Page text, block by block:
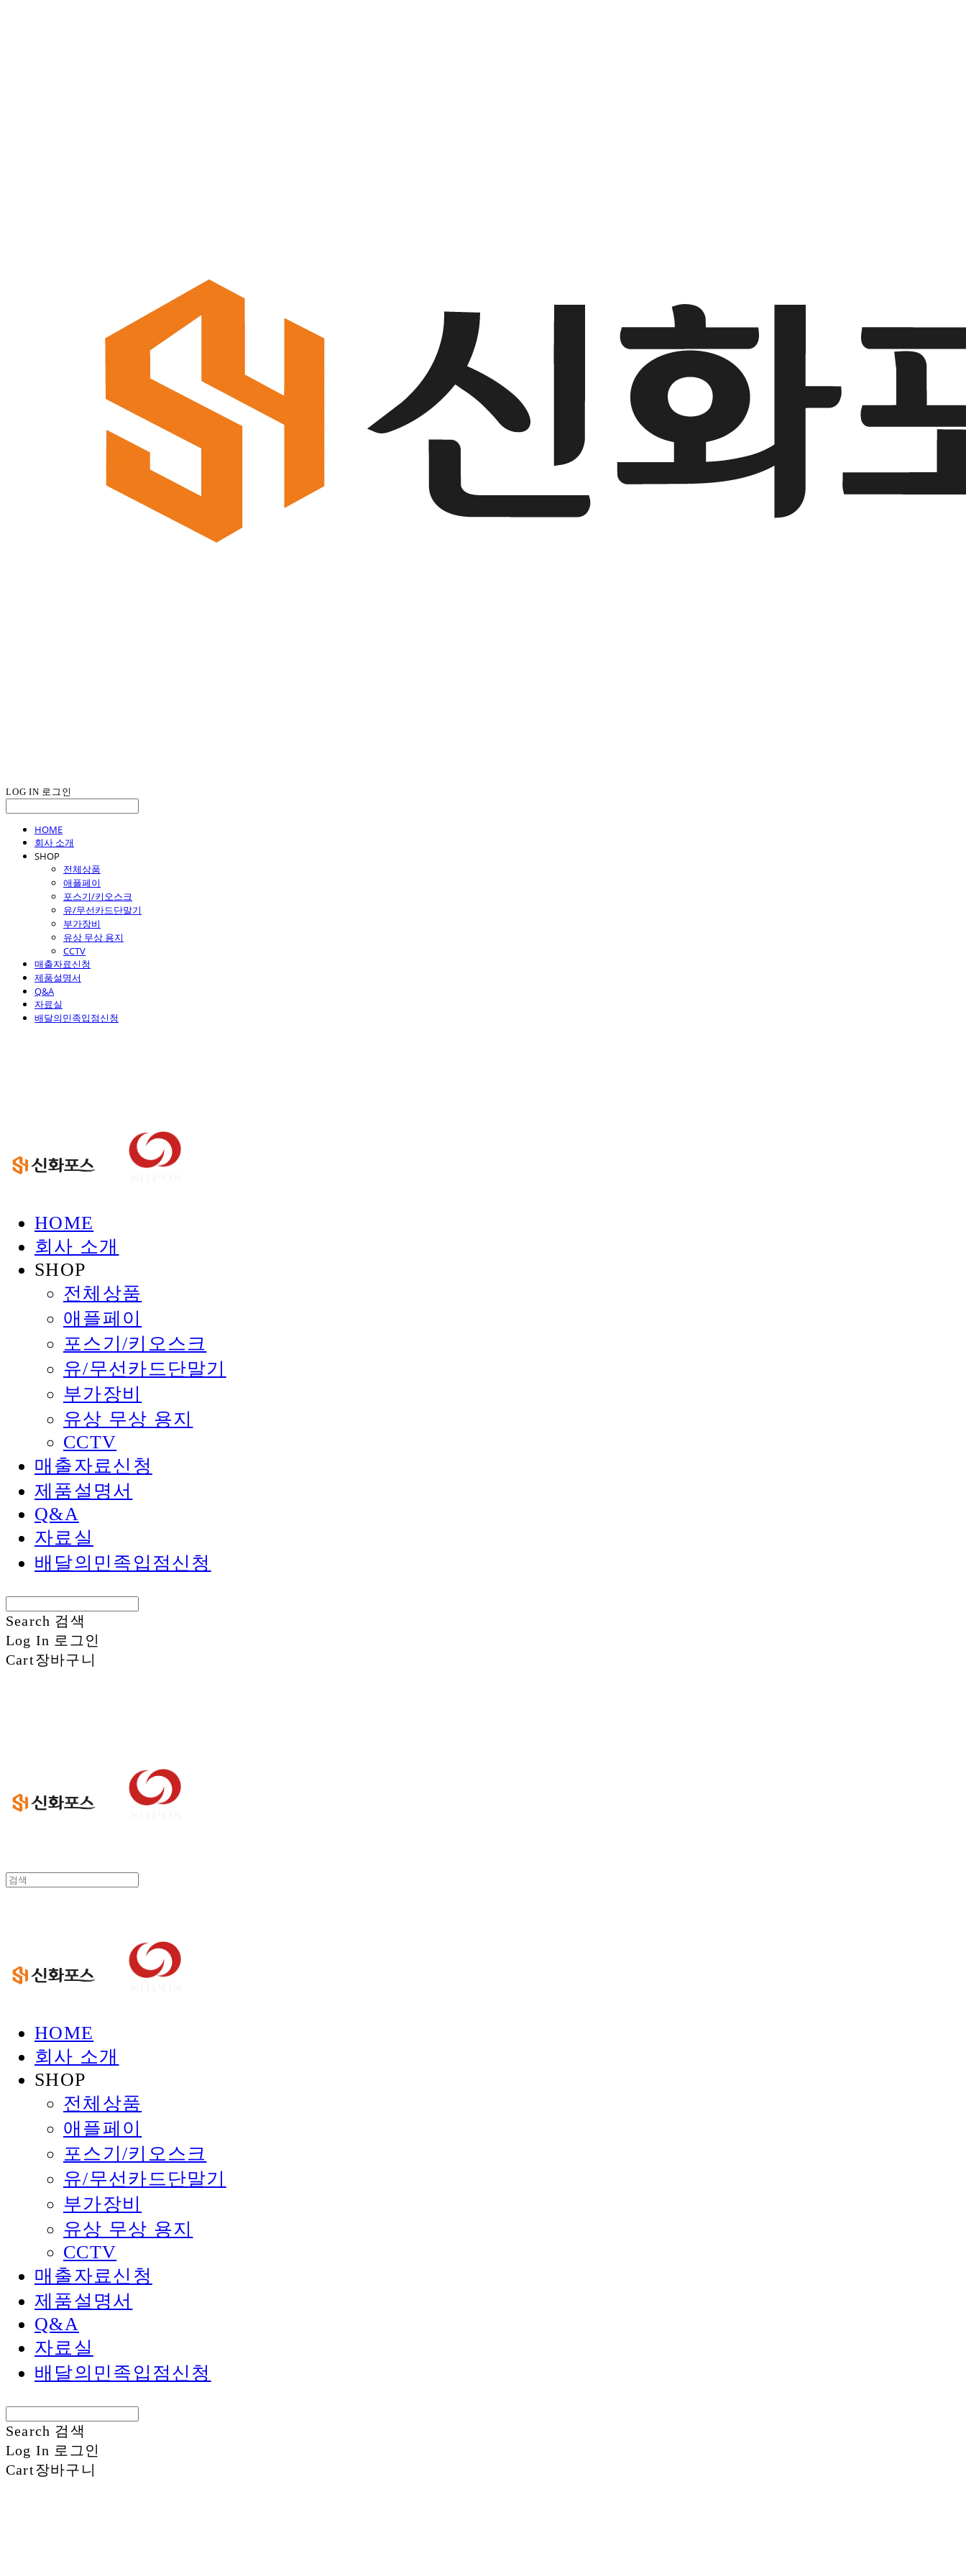
LOG IN 로그인
HOME
회사 소개
SHOP
전체상품
애플페이
포스기/키오스크
유/무선카드단말기
부가장비
유상 무상 용지
CCTV
매출자료신청
제품설명서
Q&A
자료실
배달의민족입점신청
HOME
회사 소개
SHOP
전체상품
애플페이
포스기/키오스크
유/무선카드단말기
부가장비
유상 무상 용지
CCTV
매출자료신청
제품설명서
Q&A
자료실
배달의민족입점신청
Search 검색
Log In 로그인
Cart장바구니
HOME
회사 소개
SHOP
전체상품
애플페이
포스기/키오스크
유/무선카드단말기
부가장비
유상 무상 용지
CCTV
매출자료신청
제품설명서
Q&A
자료실
배달의민족입점신청
Search 검색
Log In 로그인
Cart장바구니